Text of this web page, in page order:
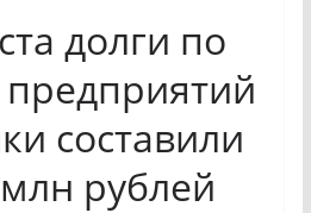
долги по
предприятий
составили
рублей